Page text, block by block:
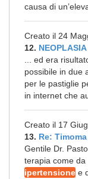
causa di
Creato il 24
12.
... ed era
possibile in due
per le pastiglie
in internet che
Creato il 17
13. Re: Timoma
Gentile Dr.
terapia come
ipertensione e